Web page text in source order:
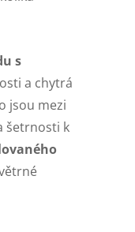
s
a chytrá
jsou mezi
šetrnosti k